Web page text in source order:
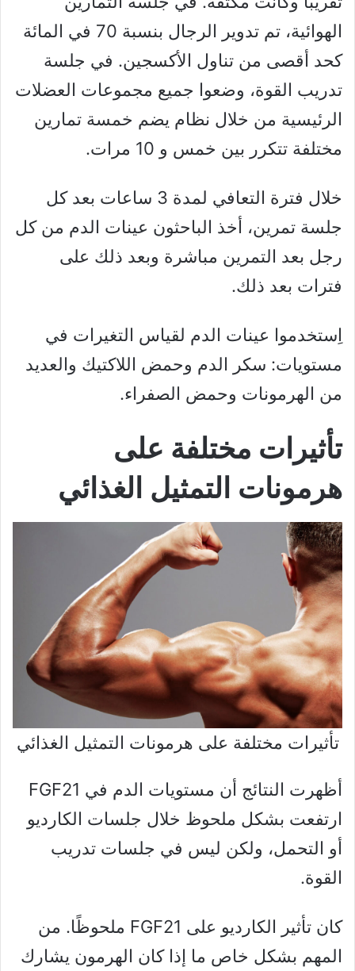
الهوائية، تم تدوير الرجال بنسبة 70 في المائة
كحد أقصى من تناول الأكسجين. في جلسة
تدريب القوة، وضعوا جميع مجموعات العضلات
الرئيسية من خلال نظام يضم خمسة تمارين
مختلفة تتكرر بين خمس و 10 مرات.
خلال فترة التعافي لمدة 3 ساعات بعد كل
جلسة تمرين، أخذ الباحثون عينات الدم من كل
رجل بعد التمرين مباشرة وبعد ذلك على
فترات بعد ذلك.
اِستخدموا عينات الدم لقياس التغيرات في
مستويات: سكر الدم وحمض اللاكتيك والعديد
من الهرمونات وحمض الصفراء.
تأثيرات مختلفة على
هرمونات التمثيل الغذائي
تأثيرات مختلفة على هرمونات التمثيل الغذائي
أظهرت النتائج أن مستويات الدم في FGF21
ارتفعت بشكل ملحوظ خلال جلسات الكارديو
أو التحمل، ولكن ليس في جلسات تدريب
القوة.
كان تأثير الكارديو على FGF21 ملحوظًا. من
المهم بشكل خاص ما إذا كان الهرمون يشارك